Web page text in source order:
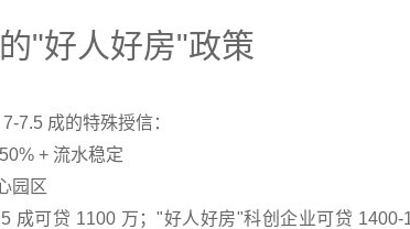
"好人好房"政策
7.5 成的特殊授信：
+ 流水稳定
园区
成可贷 1100 万；"好人好房"科创企业可贷 1400-